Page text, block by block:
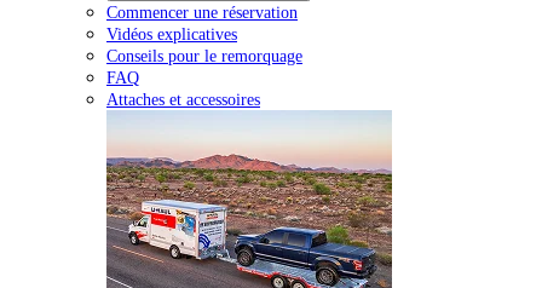
Commencer une réservation
Vidéos explicatives
Conseils pour le remorquage
FAQ
Attaches et accessoires